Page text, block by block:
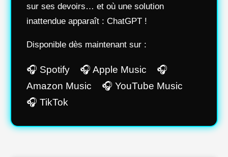
sur ses devoirs… et où une solution
inattendue apparaît : ChatGPT !
Disponible dès maintenant sur :
🎧 Spotify 🎧 Apple Music 🎧
Amazon Music 🎧 YouTube Music
🎧 TikTok